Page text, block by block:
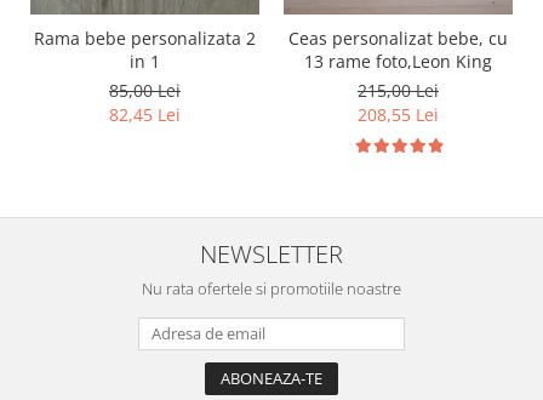
Rama bebe personalizata 2
in 1
85,00 Lei
82,45 Lei
Ceas personalizat bebe, cu
13 rame foto,Leon King
215,00 Lei
208,55 Lei
NEWSLETTER
Nu rata ofertele si promotiile noastre